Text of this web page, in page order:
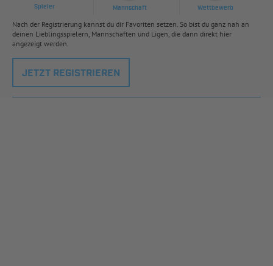
Spieler Mannschaft Wettbewerb
Nach der Registrierung kannst du dir Favoriten setzen. So bist du ganz nah an
deinen Lieblingsspielern, Mannschaften und Ligen, die dann direkt hier
angezeigt werden.
JETZT REGISTRIEREN